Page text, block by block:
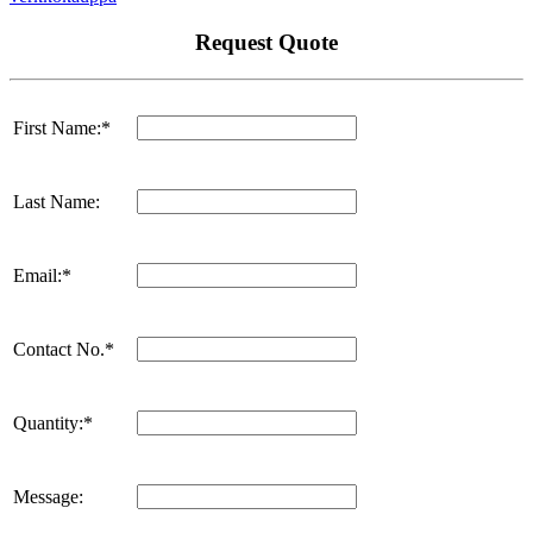
Request Quote
First Name:*
Last Name:
Email:*
Contact No.*
Quantity:*
Message: